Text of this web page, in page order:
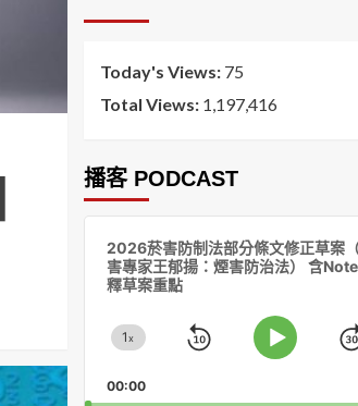
Today's Views: 75
Total Views: 1,197,416
播客 PODCAST
2026菸害防制法部分條文修正草案
害專家王郁揚：煙害防治法） 含
釋草案重點
Change
Rate
1x
Skip Play
00:00